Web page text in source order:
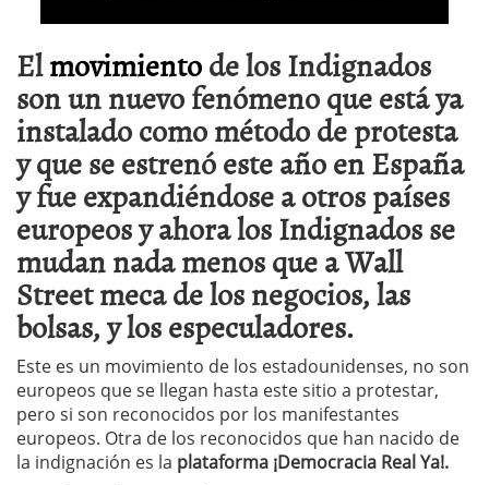
Elmovimientode los Indignados
son un nuevo fenómeno que está ya
instalado como método de protesta
y que se estrenó este año en España
y fue expandiéndose a otros países
europeos y ahora los Indignados se
mudan nada menos que a Wall
Street meca de los negocios, las
bolsas, y los especuladores.
Este es un movimiento de los estadounidenses, no son
europeos que se llegan hasta este sitio a protestar,
pero si son reconocidos por los manifestantes
europeos. Otra de los reconocidos que han nacido de
la indignación es la plataforma ¡Democracia Real Ya!.